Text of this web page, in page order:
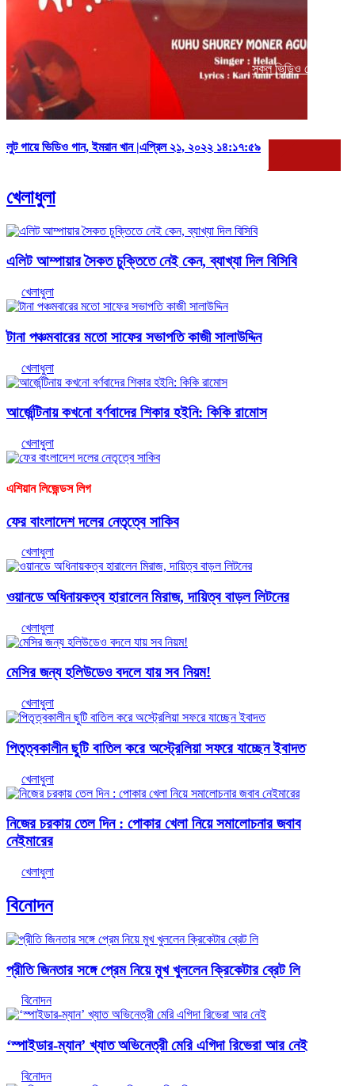
লুট গায়ে ভিডিও গান, ইমরান খান |এপ্রিল ২১, ২০২২ ১৪:১৭:৫৯
সকল ভিডিও দেখুন
খেলাধুলা
এলিট আম্পায়ার সৈকত চুক্তিতে নেই কেন, ব্যাখ্যা দিল বিসিবি
খেলাধুলা
টানা পঞ্চমবারের মতো সাফের সভাপতি কাজী সালাউদ্দিন
খেলাধুলা
আর্জেন্টিনায় কখনো বর্ণবাদের শিকার হইনি: কিকি রামোস
খেলাধুলা
এশিয়ান লিজেন্ডস লিগ
ফের বাংলাদেশ দলের নেতৃত্বে সাকিব
খেলাধুলা
ওয়ানডে অধিনায়কত্ব হারালেন মিরাজ, দায়িত্ব বাড়ল লিটনের
খেলাধুলা
মেসির জন্য হলিউডেও বদলে যায় সব নিয়ম!
খেলাধুলা
পিতৃত্বকালীন ছুটি বাতিল করে অস্ট্রেলিয়া সফরে যাচ্ছেন ইবাদত
খেলাধুলা
নিজের চরকায় তেল দিন : পোকার খেলা নিয়ে সমালোচনার জবাব
নেইমারের
খেলাধুলা
বিনোদন
প্রীতি জিনতার সঙ্গে প্রেম নিয়ে মুখ খুললেন ক্রিকেটার ব্রেট লি
বিনোদন
‘স্পাইডার-ম্যান’ খ্যাত অভিনেত্রী মেরি এগিদা রিভেরা আর নেই
বিনোদন